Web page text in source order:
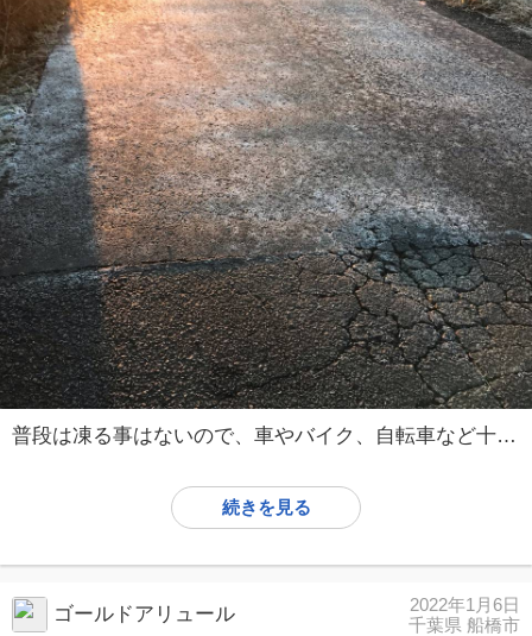
普段は凍る事はないので、車やバイク、自転車など十分に気を付けて下さい。
続きを見る
ゴールドアリュール
2022年1月6日
千葉県 船橋市